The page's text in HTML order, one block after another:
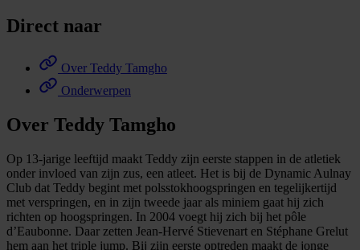
Direct naar
Over Teddy Tamgho
Onderwerpen
Over Teddy Tamgho
Op 13-jarige leeftijd maakt Teddy zijn eerste stappen in de atletiek
onder invloed van zijn zus, een atleet. Het is bij de Dynamic Aulnay
Club dat Teddy begint met polsstokhoogspringen en tegelijkertijd
met verspringen, en in zijn tweede jaar als miniem gaat hij zich
richten op hoogspringen. In 2004 voegt hij zich bij het pôle
d’Eaubonne. Daar zetten Jean-Hervé Stievenart en Stéphane Grelut
hem aan het triple jump. Bij zijn eerste optreden maakt de jonge